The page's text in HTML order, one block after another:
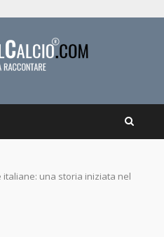
una storia iniziata nel